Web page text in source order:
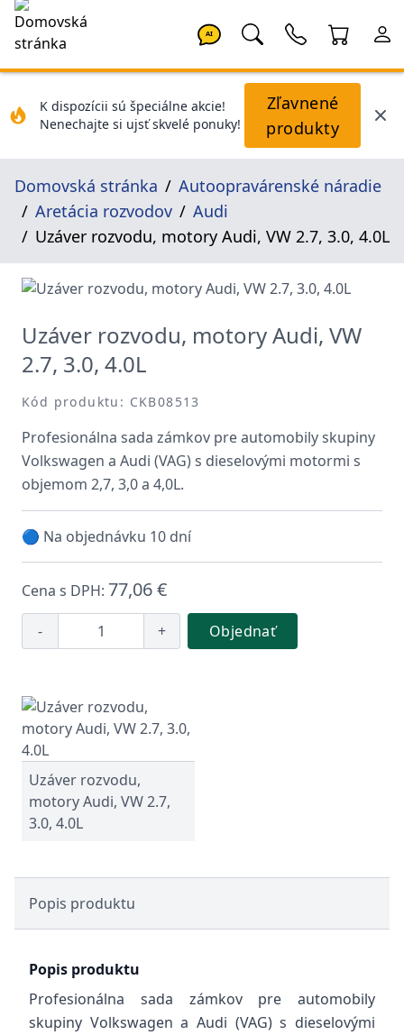
AI
K dispozícii sú špeciálne akcie!
Nenechajte si ujsť skvelé ponuky!
Zľavnené
produkty
Domovská stránka
Autoopravárenské náradie
Aretácia rozvodov
Audi
Uzáver rozvodu, motory Audi, VW 2.7, 3.0, 4.0L
Uzáver rozvodu, motory Audi, VW
2.7, 3.0, 4.0L
Kód produktu: CKB08513
Profesionálna sada zámkov pre automobily skupiny
Volkswagen a Audi (VAG) s dieselovými motormi s
objemom 2,7, 3,0 a 4,0L.
🔵 Na objednávku 10 dní
Cena s DPH: 77,06 €
- + Objednať
Uzáver rozvodu,
motory Audi, VW 2.7,
3.0, 4.0L
Popis produktu
Popis produktu
Profesionálna sada zámkov pre automobily
skupiny Volkswagen a Audi (VAG) s dieselovými